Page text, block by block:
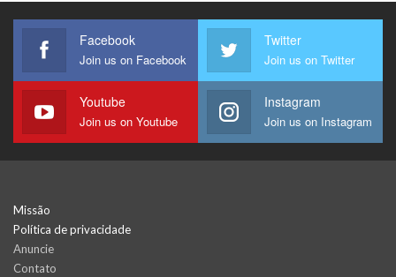
Facebook
Join us on Facebook
Twitter
Join us on Twitter
Youtube
Join us on Youtube
Instagram
Join us on Instagram
Missão
Política de privacidade
Anuncie
Contato